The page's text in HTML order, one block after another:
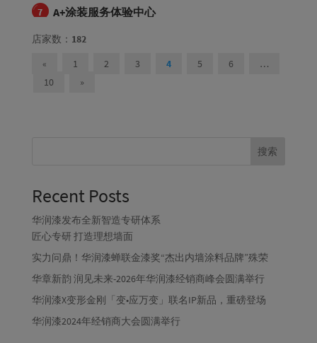
7 A+涂装服务体验中心
地址：
库
电话：
前往路线
复制地址
前往路线
地址：辽宁省沈阳浑南区浑南西路10号红星美凯龙中厅一
电话：
10 A+涂装服务体验中心
地址：辽宁省沈阳皇姑区长江南街199号中一家具名品广场
一层华润漆
店家数： 182
«
1 2 3 4 5 6
…
10
»
搜索
Recent Posts
华润漆发布全新智造专研体系
匠心专研 打造理想墙面
实力问鼎！华润漆蝉联金漆奖“杰出内墙涂料品牌”殊荣
华章新韵 润见未来-2026年华润漆经销商峰会圆满举行
华润漆X变形金刚「变•应万变」联名IP新品，重磅登场
华润漆2024年经销商大会圆满举行